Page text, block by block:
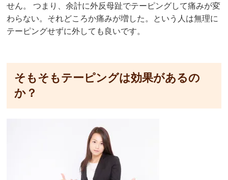
せん。 つまり、余計に外反母趾でテーピングして痛みが変
わらない。それどころか痛みが増した。という人は無理に
テーピングせずに外しても良いです。
そもそもテーピングは効果があるの
か？